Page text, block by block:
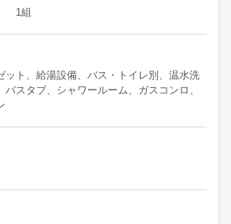
1組
ット、給湯設備、バス・トイレ別、温水洗
スタブ、シャワールーム、ガスコンロ、